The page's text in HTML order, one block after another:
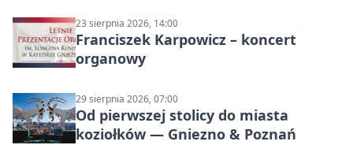
23 sierpnia 2026, 14:00
Franciszek Karpowicz – koncert
organowy
29 sierpnia 2026, 07:00
Od pierwszej stolicy do miasta
koziołków — Gniezno & Poznań